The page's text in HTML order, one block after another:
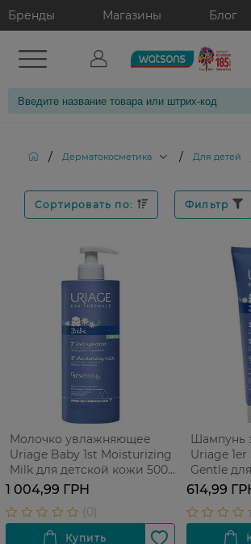
Бренды Магазины Блог
/ Дерматокосметика / Для детей
Сортировать по: Фильтр
Молочко увлажняющее
Uriage Baby 1st Moisturizing
Milk для детской кожи 500
мл
1 004,99 ГРН
Шампунь
Uriage
Gentle
614,99